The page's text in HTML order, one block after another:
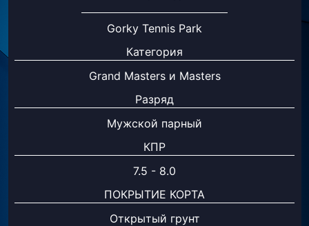
Gorky Tennis Park
Категория
Grand Masters и Masters
Разряд
Мужской парный
КПР
7.5 - 8.0
ПОКРЫТИЕ КОРТА
Открытый грунт